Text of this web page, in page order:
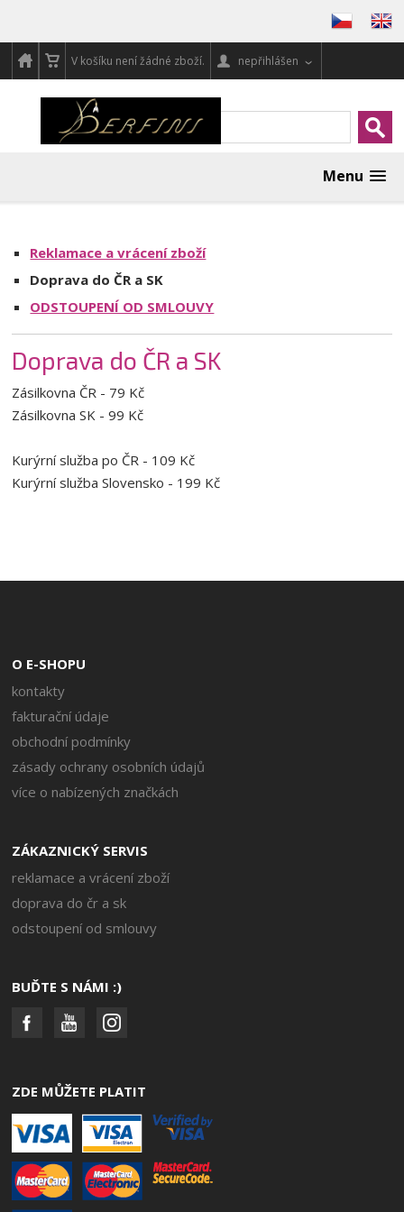
V košíku není žádné zboží. nepřihlášen
Menu
Reklamace a vrácení zboží
Doprava do ČR a SK
ODSTOUPENÍ OD SMLOUVY
Doprava do ČR a SK
Zásilkovna ČR - 79 Kč
Zásilkovna SK - 99 Kč
Kurýrní služba po ČR - 109 Kč
Kurýrní služba Slovensko - 199 Kč
O E-SHOPU
kontakty
fakturační údaje
obchodní podmínky
zásady ochrany osobních údajů
více o nabízených značkách
ZÁKAZNICKÝ SERVIS
reklamace a vrácení zboží
doprava do čr a sk
odstoupení od smlouvy
BUĎTE S NÁMI :)
ZDE MŮŽETE PLATIT